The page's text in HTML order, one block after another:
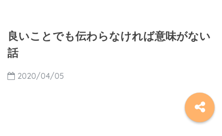
良いことでも伝わらなければ意味がない
話
2020/04/05